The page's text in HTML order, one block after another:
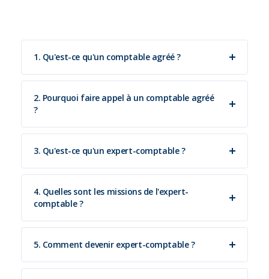
1. Qu'est-ce qu'un comptable agréé ?
2. Pourquoi faire appel à un comptable agréé
?
3. Qu'est-ce qu'un expert-comptable ?
4. Quelles sont les missions de l'expert-
comptable ?
5. Comment devenir expert-comptable ?